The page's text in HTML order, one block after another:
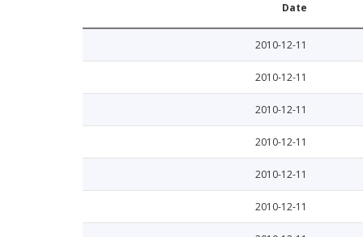
Date
2010-12-11
2010-12-11
2010-12-11
2010-12-11
2010-12-11
2010-12-11